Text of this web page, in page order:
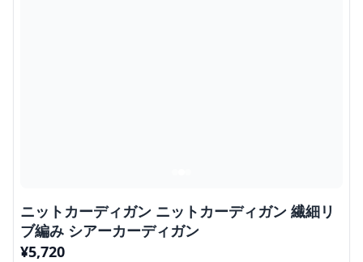
ニットカーディガン ニットカーディガン 繊細リ
ブ編み シアーカーディガン
¥5,720